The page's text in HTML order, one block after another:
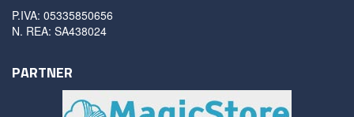
P.IVA: 05335850656
N. REA: SA438024
PARTNER